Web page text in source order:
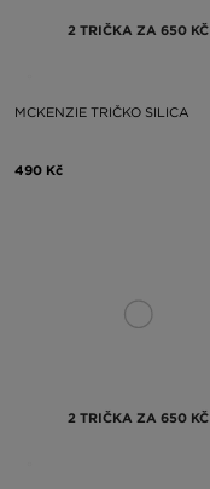
2 TRIČKA ZA 650 KČ
MCKENZIE TRIČKO SILICA
490 Kč
2 TRIČKA ZA 650 KČ